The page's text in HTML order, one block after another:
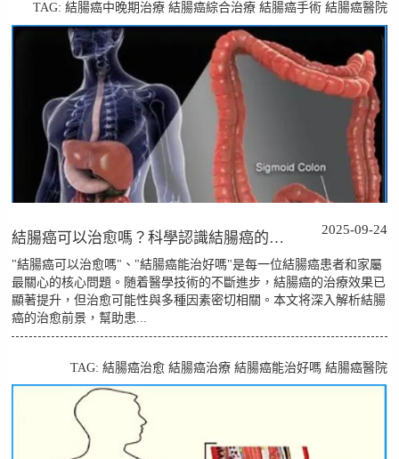
TAG: 結腸癌中晚期治療 結腸癌綜合治療 結腸癌手術 結腸癌醫院
結腸癌可以治愈嗎？科學認識結腸癌的治愈可能性與治療策略 2025-09-24
"結腸癌可以治愈嗎"、"結腸癌能治好嗎"是每一位結腸癌患者和家屬
最關心的核心問題。随着醫學技術的不斷進步，結腸癌的治療效果已
顯著提升，但治愈可能性與多種因素密切相關。本文将深入解析結腸
癌的治愈前景，幫助患...
TAG: 結腸癌治愈 結腸癌治療 結腸癌能治好嗎 結腸癌醫院